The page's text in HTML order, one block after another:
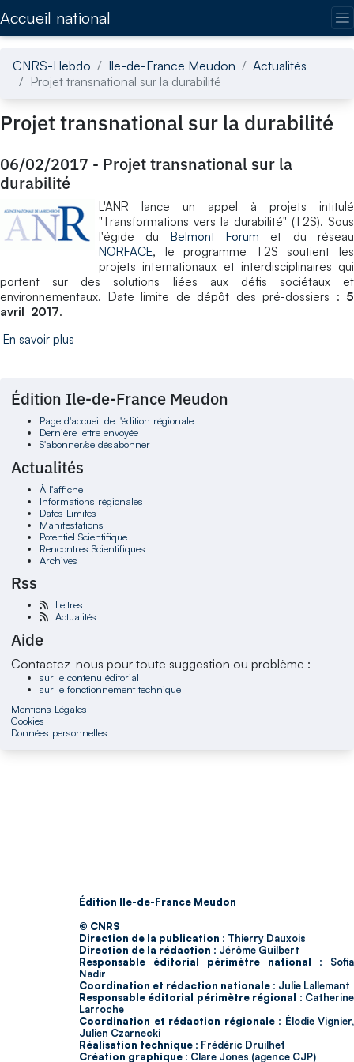
Accueil national
CNRS-Hebdo Ile-de-France Meudon
Actualités
Projet transnational sur la durabilité
Projet transnational sur la durabilité
06/02/2017 - Projet transnational sur la
durabilité
L'ANR lance un appel à projets intitulé
"Transformations vers la durabilité" (T2S). Sous
l'égide du Belmont Forum et du réseau
NORFACE, le programme T2S soutient les
projets internationaux et interdisciplinaires qui
portent sur des solutions liées aux défis sociétaux et
environnementaux. Date limite de dépôt des pré-dossiers : 5
avril 2017.
En savoir plus
Édition Ile-de-France Meudon
Page d'accueil de l'édition régionale
Dernière lettre envoyée
S'abonner/se désabonner
Actualités
À l'affiche
Informations régionales
Dates Limites
Manifestations
Potentiel Scientifique
Rencontres Scientifiques
Archives
Rss
Lettres
Actualités
Aide
Contactez-nous pour toute suggestion ou problème :
sur le contenu éditorial
sur le fonctionnement technique
Mentions Légales
Cookies
Données personnelles
Édition Ile-de-France Meudon
© CNRS
Direction de la publication : Thierry Dauxois
Direction de la rédaction : Jérôme Guilbert
Responsable éditorial périmètre national : Sofia
Nadir
Coordination et rédaction nationale : Julie Lallemant
Responsable éditorial périmètre régional : Catherine
Larroche
Coordination et rédaction régionale : Élodie Vignier,
Julien Czarnecki
Réalisation technique : Frédéric Druilhet
Création graphique : Clare Jones (agence CJP)